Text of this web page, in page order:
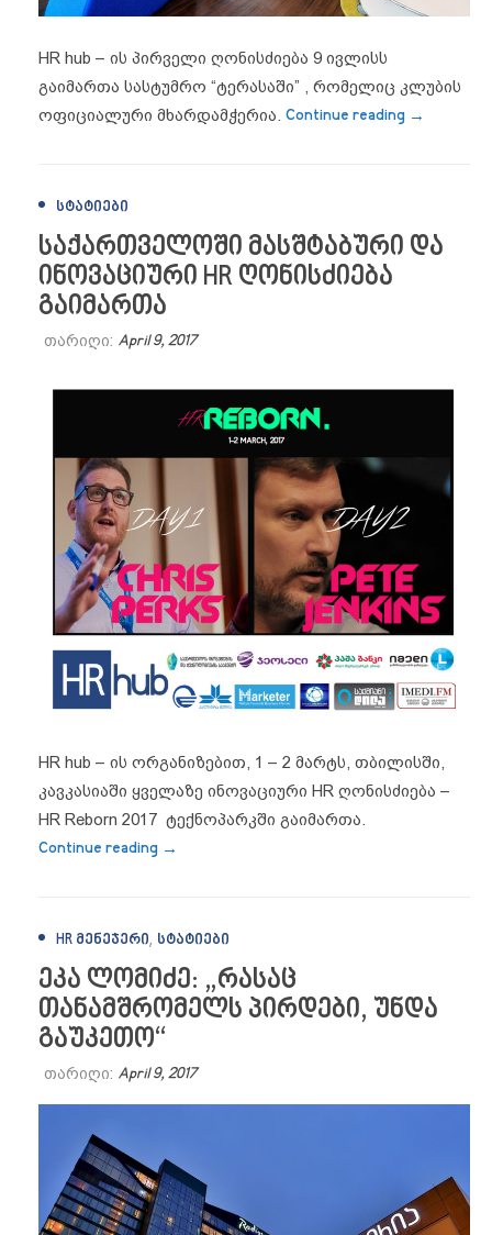
HR hub – ის პირველი ღონისძიება 9 ივლისს
გაიმართა სასტუმრო “ტერასაში” , რომელიც კლუბის
ოფიციალური მხარდამჭერია. Continue reading “9
→
ᲡᲢᲐᲢᲘᲔᲑᲘ
საქართველოში მასშტაბური და
ინოვაციური HR ღონისძიება
გაიმართა
თარიღი: April 9, 2017
HR hub – ის ორგანიზებით, 1 – 2 მარტს, თბილისში,
კავკასიაში ყველაზე ინოვაციური HR ღონისძიება –
HR Reborn 2017 ტექნოპარკში გაიმართა.
Continue reading “საქართველოში მასშტაბური და
→
HR ᲛᲔᲜᲔᲯᲔᲠᲘ, ᲡᲢᲐᲢᲘᲔᲑᲘ
ეკა ლომიძე: „რასაც
თანამშრომელს პირდები, უნდა
გაუკეთო“
თარიღი: April 9, 2017